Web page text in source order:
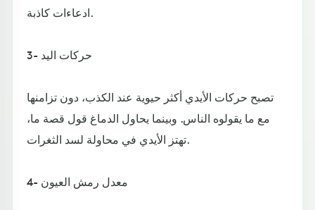
ادعاءات كاذبة.
3- حركات اليد
تصبح حركات الأيدي أكثر حيوية عند الكذب، دون تزامنها
مع ما يقولوه الناس. وبينما يحاول الدماغ قول قصة ما،
تهتز الأيدي في محاولة لسد الثغرات.
4- معدل رمش العيون